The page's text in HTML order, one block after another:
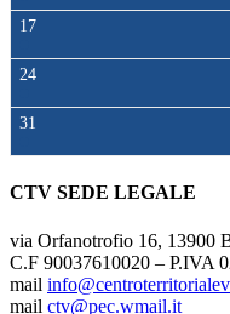
17
24
31
CTV SEDE LEGALE
via Orfanotrofio 16, 13900
C.F 90037610020 – P.IVA
mail
mail ctv@pec.wmail.it